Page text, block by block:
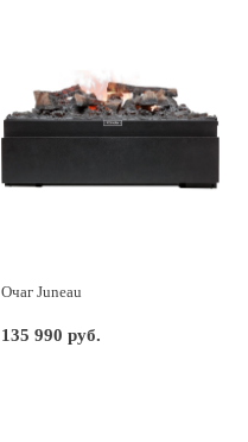
Очаг Juneau
135 990 руб.